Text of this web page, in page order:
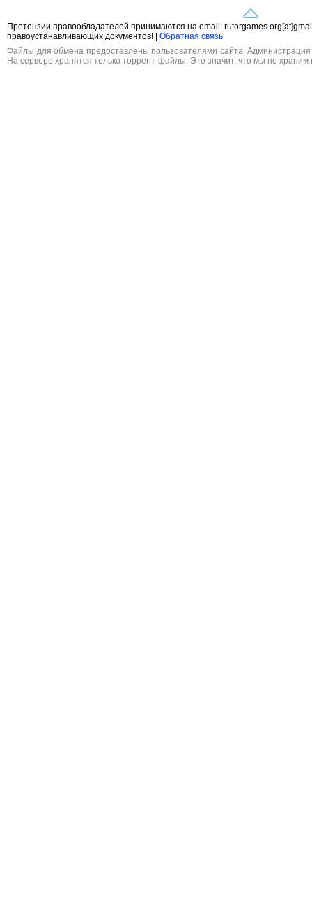
Претензии правообладателей принимаются на email:
правоустанавливающих документов! |
Обратная связь
Файлы для обмена предоставлены пользователями сайта. Администрация
На сервере хранятся только торрент-файлы. Это значит, что мы не